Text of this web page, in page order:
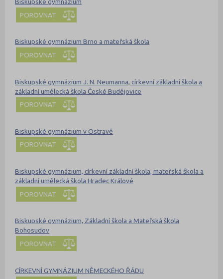
POROVNAT
Biskupské gymnázium Brno a mateřská škola
POROVNAT
Biskupské gymnázium J. N. Neumanna, církevní základní škola a
základní umělecká škola České Budějovice
POROVNAT
Biskupské gymnázium v Ostravě
POROVNAT
Biskupské gymnázium, církevní základní škola, mateřská škola a
základní umělecká škola Hradec Králové
POROVNAT
Biskupské gymnázium, Základní škola a Mateřská škola
Bohosudov
POROVNAT
CÍRKEVNÍ GYMNÁZIUM NĚMECKÉHO ŘÁDU